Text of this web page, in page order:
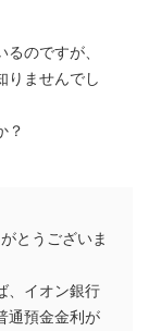
のですが、
りませんでし
？
とうございま
、イオン銀行
通預金金利が